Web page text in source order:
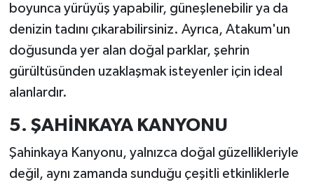
boyunca yürüyüş yapabilir, güneşlenebilir ya da
denizin tadını çıkarabilirsiniz. Ayrıca, Atakum'un
doğusunda yer alan doğal parklar, şehrin
gürültüsünden uzaklaşmak isteyenler için ideal
alanlardır.
5. ŞAHİNKAYA KANYONU
Şahinkaya Kanyonu, yalnızca doğal güzellikleriyle
değil, aynı zamanda sunduğu çeşitli etkinliklerle